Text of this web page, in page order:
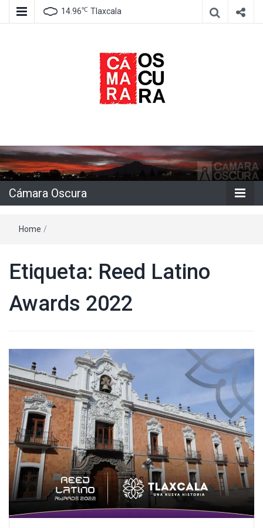
14.96℃ Tlaxcala
Cámara
Oscura
Cámara Oscura
Home /
Etiqueta: Reed Latino
Awards 2022